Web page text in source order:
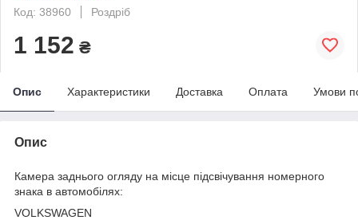
Код: 38960
Роздріб
1 152 ₴
Опис Характеристики Доставка Оплата Умови
Опис
Камера заднього огляду на місце підсвічування номерного
знака в автомобілях:
VOLKSWAGEN